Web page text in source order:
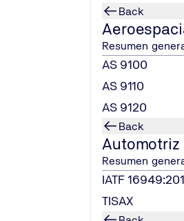
Back
Resumen
AS 9100
AS 9110
AS 9120
Back
Automotriz
Resumen
IATF
TISAX
fue fundada en Alemania en
germanas. Poco a poco, la
hoy, una compañía basada en